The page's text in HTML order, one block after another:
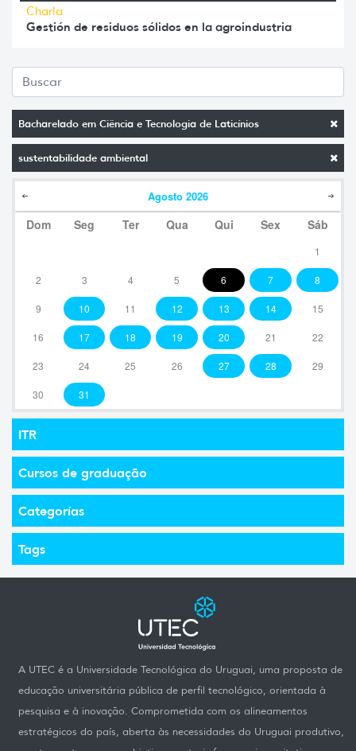
Bacharelado em Ciência e Tecnologia de Laticínios
sustentabilidade ambiental
Agosto 2026
Dom Seg Ter Qua Qui Sex Sáb
1
2 3 4 5 6 7 8
9 10 11 12 13 14 15
16 17 18 19 20 21 22
23 24 25 26 27 28 29
30 31
ITR
Cursos de graduação
Categorías
Tags
Charla
Gestión de residuos sólidos en la agroindustria
A UTEC é a Universidade Tecnológica do Uruguai, uma proposta de
educação universitária pública de perfil tecnológico, orientada à
pesquisa e à inovação. Comprometida com os alineamentos
estratégicos do país, aberta às necessidades do Uruguai produtivo,